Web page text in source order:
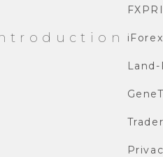
iForex
Land-